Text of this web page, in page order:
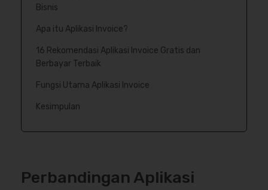
Bisnis
Apa itu Aplikasi Invoice?
16 Rekomendasi Aplikasi Invoice Gratis dan
Berbayar Terbaik
Fungsi Utama Aplikasi Invoice
Kesimpulan
Perbandingan Aplikasi